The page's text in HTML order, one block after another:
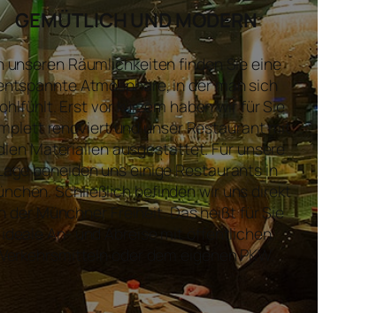
GEMÜTLICH UND MODERN
unseren Räumlichkeiten finden Sie eine
Atmosphäre, in der man sich
Erst vor kurzem haben wir für Sie
renoviert und unser Restaurant mit
Materialien ausgestattet. Für unsere
beneiden uns einige Restaurants in
Schließlich befinden wir uns direkt
der Münchner Freiheit. Das heißt für Sie
ideale An- und Abreise mit öffentlichen
Verkehrsmitteln oder dem eigenen PKW.